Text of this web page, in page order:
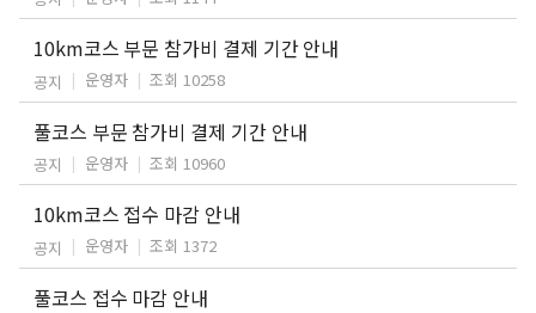
10km코스 부문 참가비 결제 기간 안내
공지 운영자 조회 10258
풀코스 부문 참가비 결제 기간 안내
공지 운영자 조회 10960
10km코스 접수 마감 안내
공지 운영자 조회 1372
풀코스 접수 마감 안내